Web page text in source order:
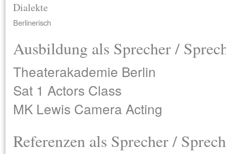
Dialekte
Berlinerisch
Ausbildung als Sprecher /
Theaterakademie Berlin
Sat 1 Actors Class
MK Lewis Camera Acting
Referenzen als Sprecher /